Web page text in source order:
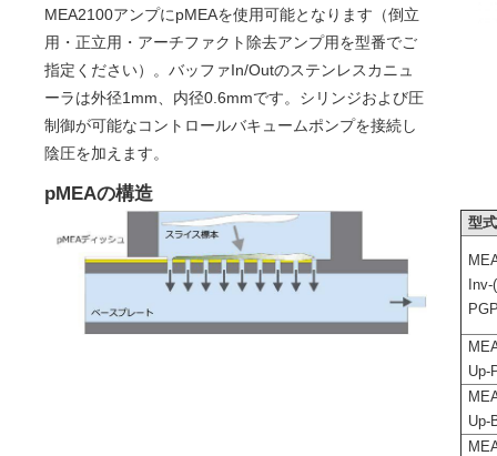
MEA2100アンプにpMEAを使用可能となります（倒立
用・正立用・アーチファクト除去アンプ用を型番でご
指定ください）。バッファIn/Outのステンレスカニュ
ーラは外径1mm、内径0.6mmです。シリンジおよび圧
制御が可能なコントロールバキュームポンプを接続し
陰圧を加えます。
pMEAの構造
型式
Up-
Up-